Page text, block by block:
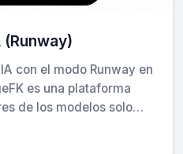
con el modo Runway en
es una plataforma
de los modelos solo